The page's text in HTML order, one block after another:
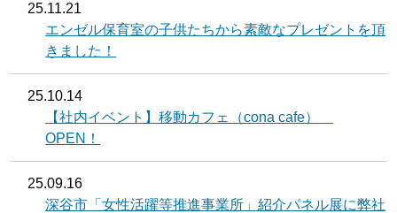
25.11.21
エンゼル保育室の子供たちから素敵なプレゼントを頂
きました！
25.10.14
【社内イベント】移動カフェ（cona cafe）
OPEN！
25.09.16
深谷市「女性活躍等推進事業所」紹介パネル展に弊社